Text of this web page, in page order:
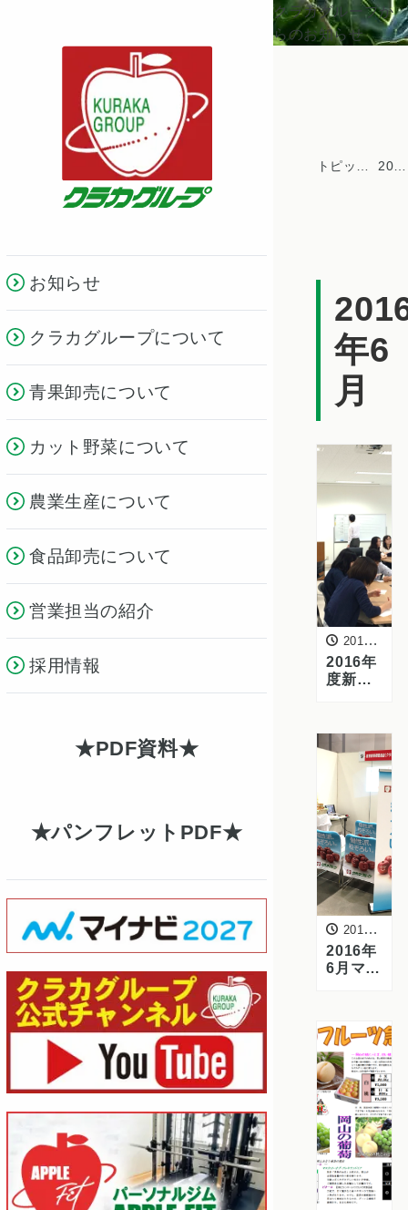
お知らせ
クラカグループについて
青果卸売について
カット野菜について
農業生産について
食品卸売について
営業担当の紹介
採用情報
PDF資料
パンフレットPDF
クラカグループか
らのお知らせ
トピックス一覧 2016年
年6
月
2016年6月28日
2016年
度新入
アップ
プログ
ラム
第3回目
2016年6月21日
2016年
6月マイ
出展し
ました